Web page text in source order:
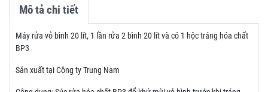
Mô tả chi tiết
Máy rửa vỏ bình 20 lít, 1 lần rửa 2 bình 20 lít và có 1 hộc tráng hóa chất
BP3
Sản xuất tại Công ty Trung Nam